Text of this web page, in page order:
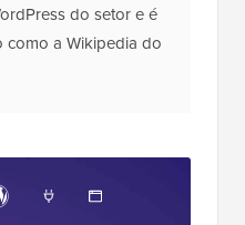
do setor e é
como a Wikipedia do